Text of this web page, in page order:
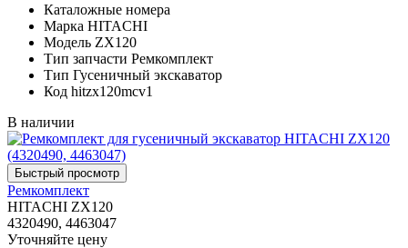
Каталожные номера
Марка HITACHI
Модель ZX120
Тип запчасти Ремкомплект
Тип Гусеничный экскаватор
Код hitzx120mcv1
В наличии
Ремкомплект
HITACHI ZX120
4320490, 4463047
Уточняйте цену